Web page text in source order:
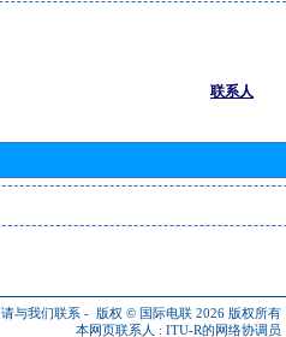
联系人
请与我们联系 - 版权 © 国际电联 2026 版权所有
本网页联系人 : ITU-R的网络协调员